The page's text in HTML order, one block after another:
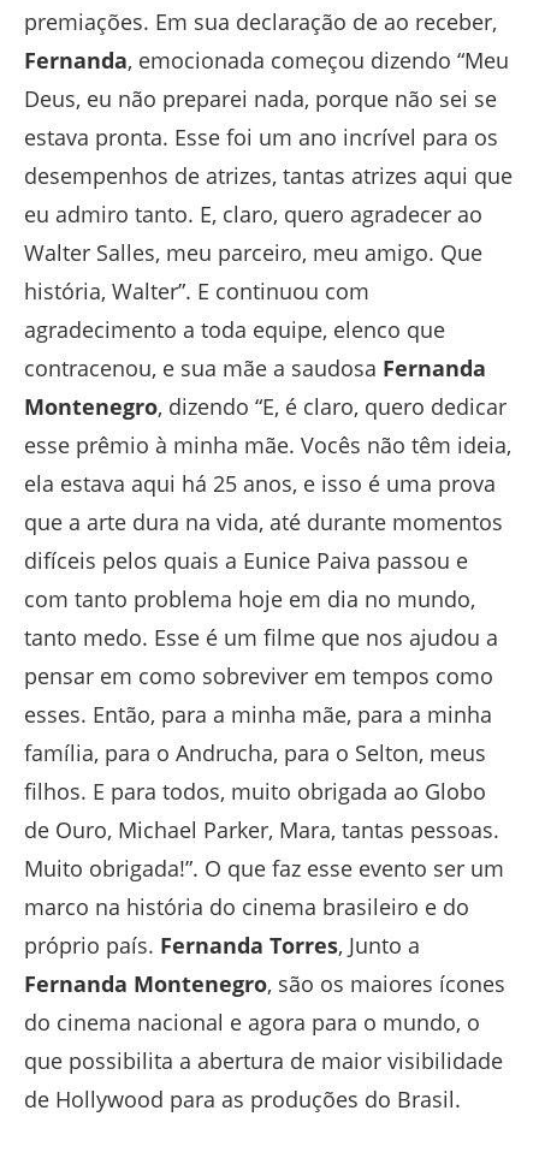
premiações. Em sua declaração de ao receber,
Fernanda, emocionada começou dizendo “Meu
Deus, eu não preparei nada, porque não sei se
estava pronta. Esse foi um ano incrível para os
desempenhos de atrizes, tantas atrizes aqui que
eu admiro tanto. E, claro, quero agradecer ao
Walter Salles, meu parceiro, meu amigo. Que
história, Walter”. E continuou com
agradecimento a toda equipe, elenco que
contracenou, e sua mãe a saudosa Fernanda
Montenegro, dizendo “E, é claro, quero dedicar
esse prêmio à minha mãe. Vocês não têm ideia,
ela estava aqui há 25 anos, e isso é uma prova
que a arte dura na vida, até durante momentos
difíceis pelos quais a Eunice Paiva passou e
com tanto problema hoje em dia no mundo,
tanto medo. Esse é um filme que nos ajudou a
pensar em como sobreviver em tempos como
esses. Então, para a minha mãe, para a minha
família, para o Andrucha, para o Selton, meus
filhos. E para todos, muito obrigada ao Globo
de Ouro, Michael Parker, Mara, tantas pessoas.
Muito obrigada!”. O que faz esse evento ser um
marco na história do cinema brasileiro e do
próprio país. Fernanda Torres, Junto a
Fernanda Montenegro, são os maiores ícones
do cinema nacional e agora para o mundo, o
que possibilita a abertura de maior visibilidade
de Hollywood para as produções do Brasil.